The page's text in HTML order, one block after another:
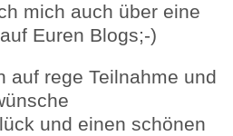
mich auch über eine
Euren Blogs;-)
auf rege Teilnahme und
und einen schönen